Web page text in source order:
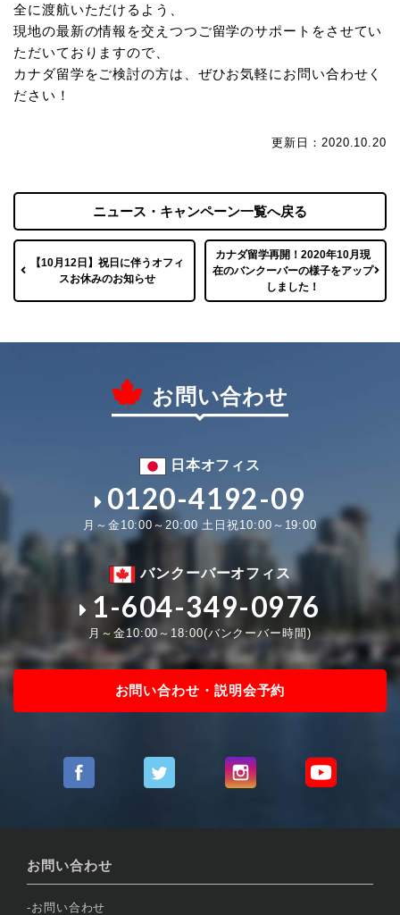
全に渡航いただけるよう、
現地の最新の情報を交えつつご留学のサポートをさせてい
ただいておりますので、
カナダ留学をご検討の方は、ぜひお気軽にお問い合わせく
ださい！
更新日：2020.10.20
【10月12日】祝日に伴うオフィ
スお休みのお知らせ
ニュース・キャンペーン一覧へ戻る
カナダ留学再開！2020年10月現
在のバンクーバーの様子をアップ
しました！
お問い合わせ
日本オフィス
0120-4192-09
月～金10:00～20:00 土日祝10:00～19:00
バンクーバーオフィス
1-604-349-0976
月～金10:00～18:00(バンクーバー時間)
お問い合わせ・説明会予約
お問い合わせ
お問い合わせ